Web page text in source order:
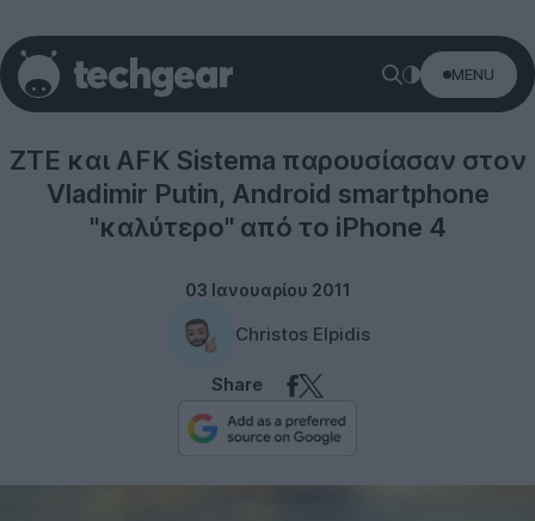
MENU
ZTE και AFK Sistema παρουσίασαν στον
Vladimir Putin, Android smartphone
"καλύτερο" από το iPhone 4
03 Ιανουαρίου 2011
Christos Elpidis
Share